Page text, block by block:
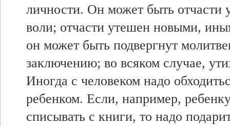
личности. Он может быть отчасти
воли; отчасти утешен новыми,
он может быть подвергнут
заключению; во всяком случае,
Иногда с человеком надо
ребенком. Если, например,
списывать с книги, то надо